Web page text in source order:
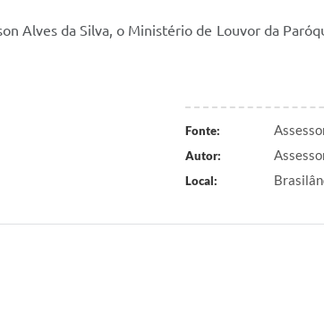
Alves da Silva, o Ministério de Louvor da
Fonte:
Autor:
Local: